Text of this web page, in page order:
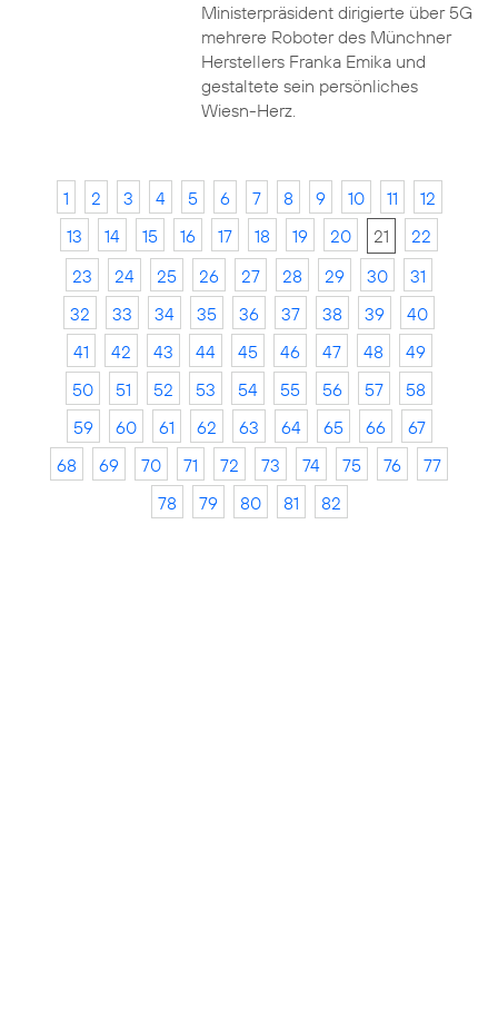
Ministerpräsident dirigierte über 5G
mehrere Roboter des Münchner
Herstellers Franka Emika und
gestaltete sein persönliches
Wiesn-Herz.
1 2 3 4 5 6 7 8 9 10 11
12
13
14 15 16 17 18 19 20 21
22
23
24 25 26 27 28 29 30
31
32
33 34 35 36 37 38 39
40
41
42 43 44 45 46 47 48
49
50
51 52 53 54 55 56 57
58
59
60 61 62 63 64 65 66
67
68
69 70 71 72 73 74 75 76
77
78
79 80 81 82